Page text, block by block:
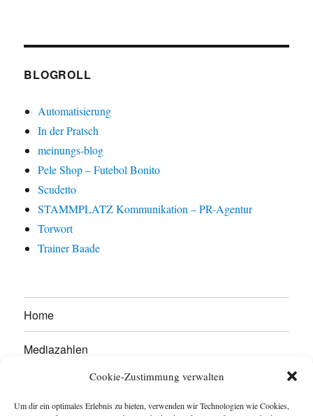
Cookie-Zustimmung verwalten
Um dir ein optimales Erlebnis zu bieten, verwenden wir Technologien wie Cookies,
BLOGROLL
Automatisierung
In der Pratsch
meinungs-blog
Pele Shop – Futebol Bonito
Scudetto
STAMMPLATZ Kommunikation – PR-Agentur
Torwort
Trainer Baade
Home
Mediazahlen
Werben Sie hier!